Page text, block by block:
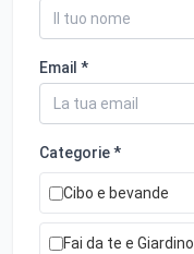
Email *
Categorie *
Cibo e bevande
Fai da te e Giardino